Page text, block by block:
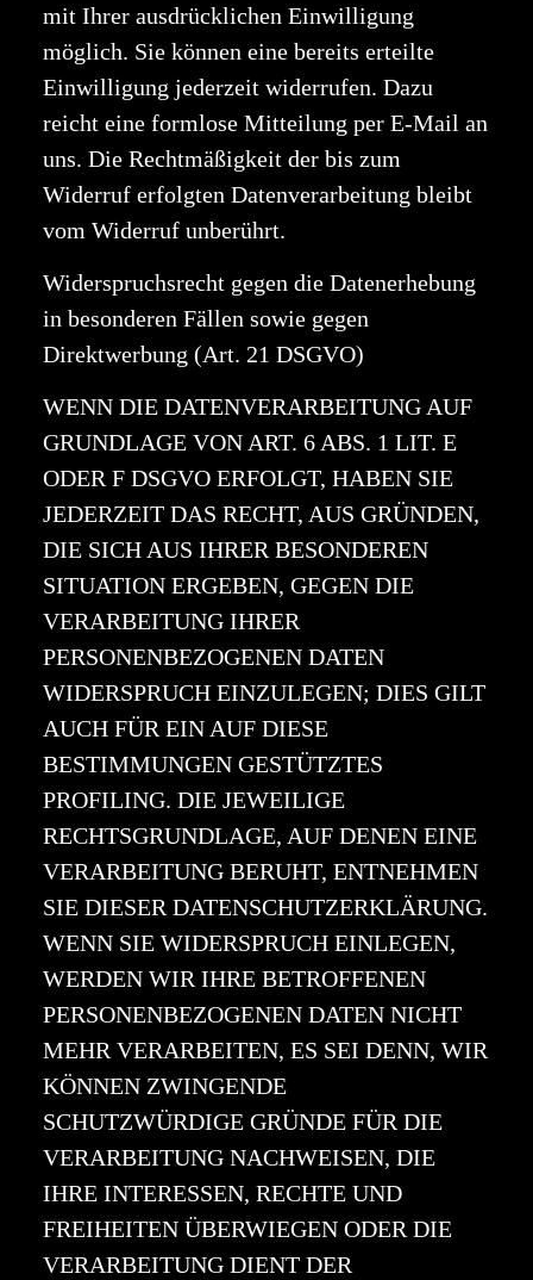
mit Ihrer ausdrücklichen Einwilligung
möglich. Sie können eine bereits erteilte
Einwilligung jederzeit widerrufen. Dazu
reicht eine formlose Mitteilung per E-Mail an
uns. Die Rechtmäßigkeit der bis zum
Widerruf erfolgten Datenverarbeitung bleibt
vom Widerruf unberührt.
Widerspruchsrecht gegen die Datenerhebung
in besonderen Fällen sowie gegen
Direktwerbung (Art. 21 DSGVO)
WENN DIE DATENVERARBEITUNG AUF
GRUNDLAGE VON ART. 6 ABS. 1 LIT. E
ODER F DSGVO ERFOLGT, HABEN SIE
JEDERZEIT DAS RECHT, AUS GRÜNDEN,
DIE SICH AUS IHRER BESONDEREN
SITUATION ERGEBEN, GEGEN DIE
VERARBEITUNG IHRER
PERSONENBEZOGENEN DATEN
WIDERSPRUCH EINZULEGEN; DIES GILT
AUCH FÜR EIN AUF DIESE
BESTIMMUNGEN GESTÜTZTES
PROFILING. DIE JEWEILIGE
RECHTSGRUNDLAGE, AUF DENEN EINE
VERARBEITUNG BERUHT, ENTNEHMEN
SIE DIESER DATENSCHUTZERKLÄRUNG.
WENN SIE WIDERSPRUCH EINLEGEN,
WERDEN WIR IHRE BETROFFENEN
PERSONENBEZOGENEN DATEN NICHT
MEHR VERARBEITEN, ES SEI DENN, WIR
KÖNNEN ZWINGENDE
SCHUTZWÜRDIGE GRÜNDE FÜR DIE
VERARBEITUNG NACHWEISEN, DIE
IHRE INTERESSEN, RECHTE UND
FREIHEITEN ÜBERWIEGEN ODER DIE
VERARBEITUNG DIENT DER